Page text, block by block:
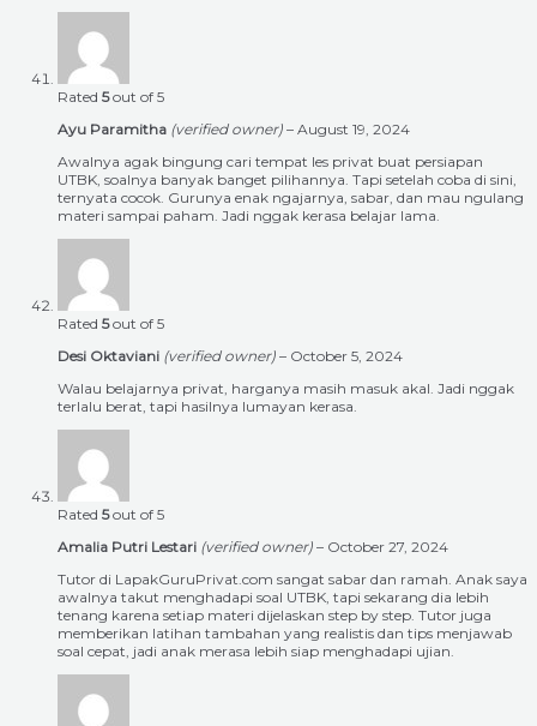
Rated 5out of 5
Ayu Paramitha (verified owner) – August 19, 2024
Awalnya agak bingung cari tempat les privat buat persiapan
UTBK, soalnya banyak banget pilihannya. Tapi setelah coba di sini,
ternyata cocok. Gurunya enak ngajarnya, sabar, dan mau ngulang
materi sampai paham. Jadi nggak kerasa belajar lama.
Rated 5out of 5
Desi Oktaviani (verified owner) – October 5, 2024
Walau belajarnya privat, harganya masih masuk akal. Jadi nggak
terlalu berat, tapi hasilnya lumayan kerasa.
Rated 5out of 5
Amalia Putri Lestari (verified owner) – October 27, 2024
Tutor di LapakGuruPrivat.com sangat sabar dan ramah. Anak saya
awalnya takut menghadapi soal UTBK, tapi sekarang dia lebih
tenang karena setiap materi dijelaskan step by step. Tutor juga
memberikan latihan tambahan yang realistis dan tips menjawab
soal cepat, jadi anak merasa lebih siap menghadapi ujian.